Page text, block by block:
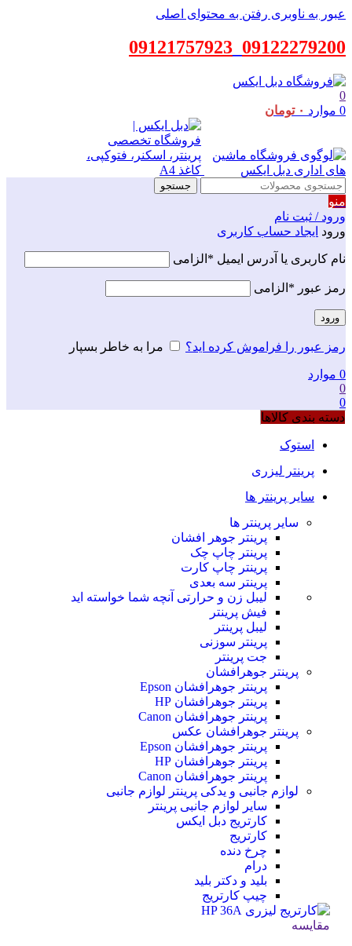
عبور به ناوبری رفتن به محتوای اصلی
09122279200
09121757923
0
0 موارد ۰ تومان
جستجو
منو
ورود / ثبت نام
ورود ایجاد حساب کاربری
نام کاربری یا آدرس ایمیل * الزامی
رمز عبور * الزامی
ورود
رمز عبور را فراموش کرده اید؟ مرا به خاطر بسپار
0 موارد
0
0
دسته بندی کالاها
استوک
پرینتر لیزری
سایر پرینتر ها
سایر پرینتر ها
پرینتر جوهر افشان
پرینتر چاپ چک
پرینتر چاپ کارت
پرینتر سه بعدی
لیبل زن و حرارتی آنچه شما خواسته اید
فیش پرینتر
لیبل پرینتر
پرینتر سوزنی
جت پرینتر
پرینتر جوهرافشان
پرینتر جوهرافشان Epson
پرینتر جوهرافشان HP
پرینتر جوهرافشان Canon
پرینتر جوهرافشان عکس
پرینتر جوهرافشان Epson
پرینتر جوهرافشان HP
پرینتر جوهرافشان Canon
لوازم جانبی و یدکی پرینتر لوازم جانبی
سایر لوازم جانبی پرینتر
کارتریج دبل ایکس
کارتریج
چرخ دنده
درام
بلید و دکتر بلید
چیپ کارتریج
مقایسه